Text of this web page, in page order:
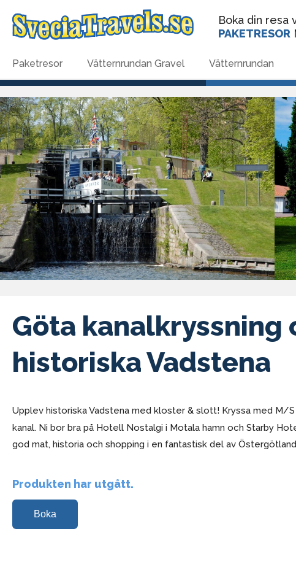
Boka din resa
PAKETRESOR
Paketresor Vätternrundan Gravel Vätternrundan
Göta kanalkryssning
historiska Vadstena
Upplev historiska Vadstena med kloster & slott! Kryssa med M/
kanal. Ni bor bra på Hotell Nostalgi i Motala hamn och Starby
god mat, historia och shopping i en fantastisk del av
Produkten har utgått.
Boka